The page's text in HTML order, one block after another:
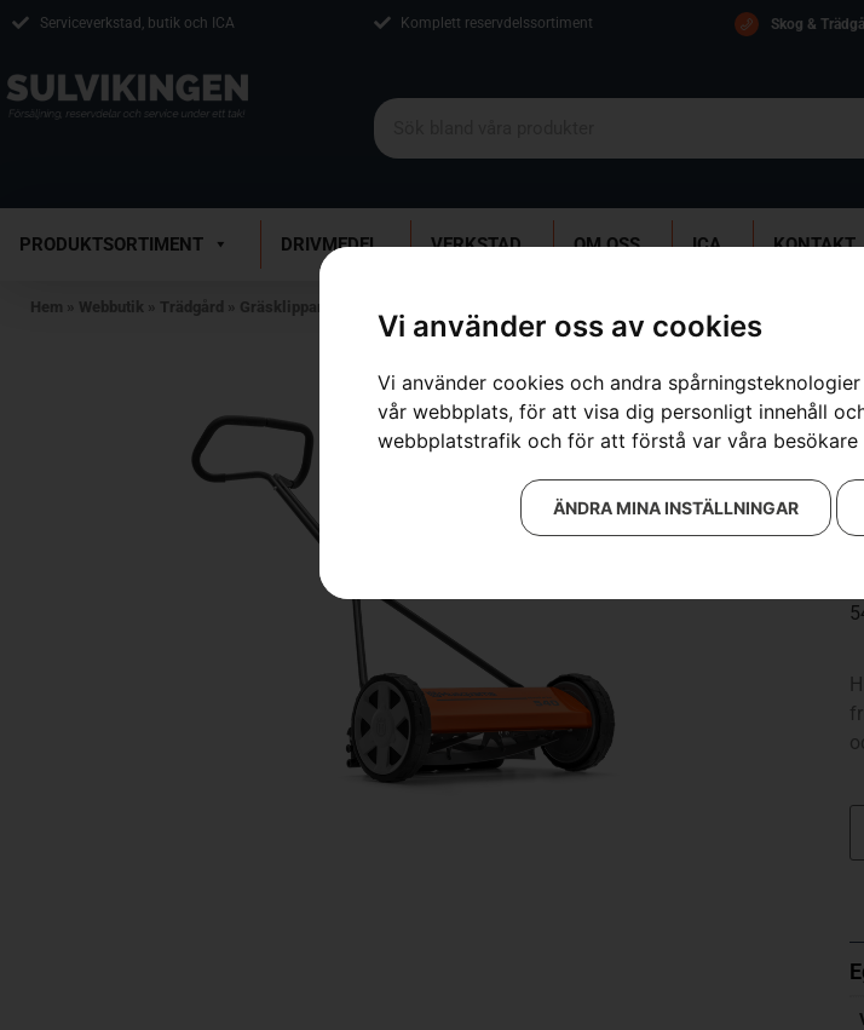
Vi använder oss av cookies
Vi använder cookies och andra
vår webbplats, för att visa dig personligt innehåll
webbplatstrafik och för att förstå var våra besökare
ÄNDRA MINA INSTÄLLNINGAR
Serviceverkstad, butik och ICA Komplett reservdelssortiment Skog &
PRODUKTSORTIMENT DRIVMEDEL VERKSTAD OM OSS ICA KONTAKT
Hem » Webbutik » Trädgård » Gräsklippare